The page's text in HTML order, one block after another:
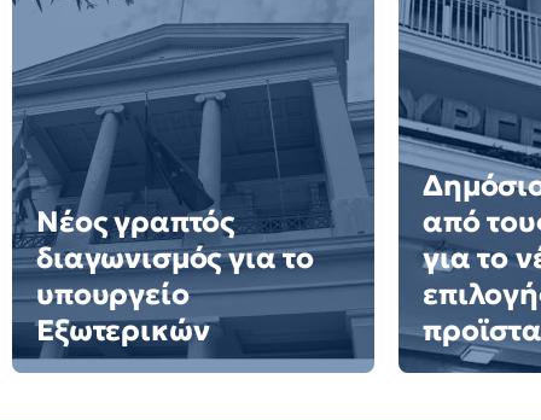
Νέος γραπτός
διαγωνισμός για το
υπουργείο
Εξωτερικών
από
για το